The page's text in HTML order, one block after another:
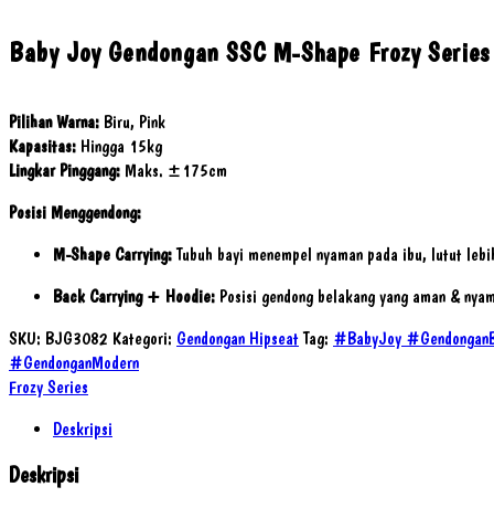
Baby Joy Gendongan SSC M-Shape Frozy Series
Pilihan Warna: Biru, Pink
Kapasitas: Hingga 15kg
Lingkar Pinggang: Maks. ±175cm
Posisi Menggendong:
M-Shape Carrying:Tubuh bayi menempel nyaman pada ibu, lutut
Back Carrying + Hoodie: Posisi gendong belakang yang aman &
SKU: BJG3082 Kategori: Gendongan Hipseat Tag: #BabyJoy
#GendonganModern
Frozy Series
Deskripsi
Deskripsi